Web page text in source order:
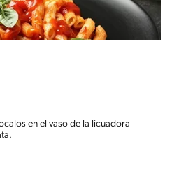
en el vaso de la licuadora